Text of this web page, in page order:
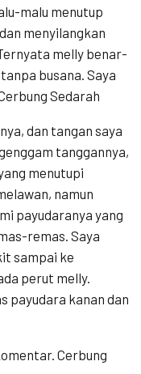
malu menutup
menyilangkan
melly benar-
busana. Saya
Sedarah
dan tangan saya
tanggannya,
menutupi
namun
payudaranya yang
remas. Saya
sampai ke
perut melly.
payudara kanan dan
Cerbung